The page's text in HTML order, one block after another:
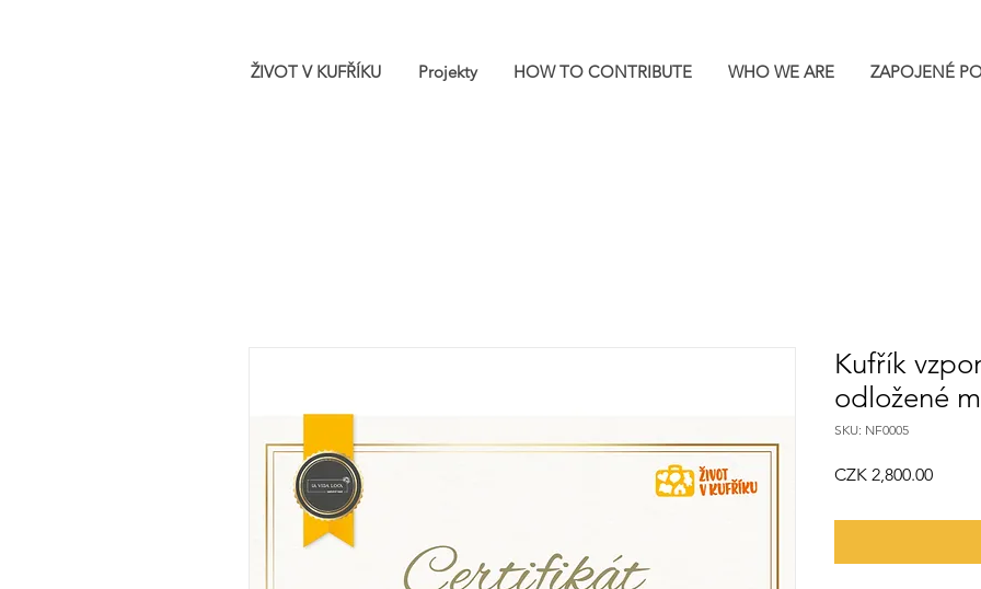
ŽIVOT V KUFŘÍKU Projekty HOW TO CONTRIBUTE WHO WE ARE ZAPOJENÉ
Kufřík
odložené
SKU: NF0005
CZK 2,800.00Price